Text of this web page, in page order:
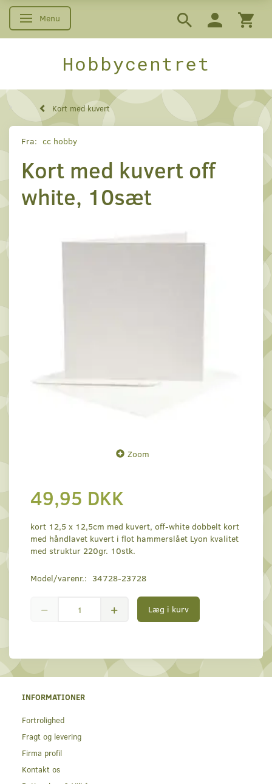
Skifte navigation
Menu
Hobbycentret
Kort med kuvert
Fra: cc hobby
Kort med kuvert off
white, 10sæt
Zoom
49,95 DKK
kort 12,5 x 12,5cm med kuvert, off-white dobbelt kort
med håndlavet kuvert i flot hammerslået Lyon kvalitet
med struktur 220gr. 10stk.
Model/varenr.: 34728-23728
Læg i kurv
INFORMATIONER
Fortrolighed
Fragt og levering
Firma profil
Kontakt os